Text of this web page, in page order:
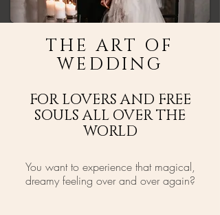
THE ART OF
WEDDING
FOR LOVERS AND FREE
SOULS ALL OVER THE
WORLD
You want to experience that magical,
dreamy feeling over and over again?